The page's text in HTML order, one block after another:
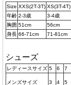
Size XXS(2T-3T) XS(3T-4T)
年齢 2-3歳 3-4歳
胸囲 51cm 56cm
身長 66-71cm 71-81cm
シューズ
レディースサイズ 5 6 7
メンズサイズ 3 4 5